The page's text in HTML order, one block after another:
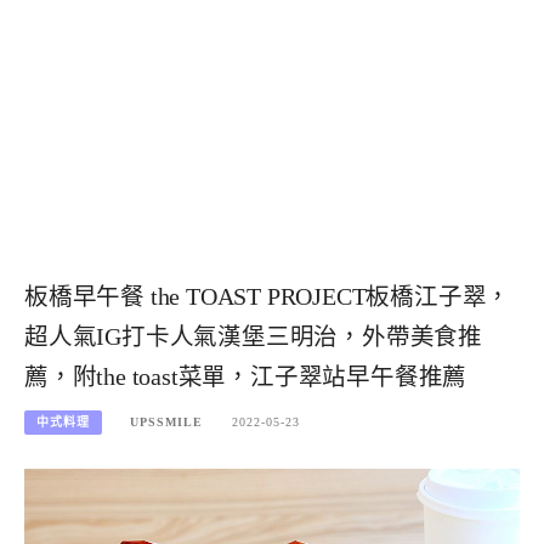
板橋早午餐 the TOAST PROJECT板橋江子翠，
超人氣IG打卡人氣漢堡三明治，外帶美食推
薦，附the toast菜單，江子翠站早午餐推薦
中式料理 UPSSMILE 2022-05-23